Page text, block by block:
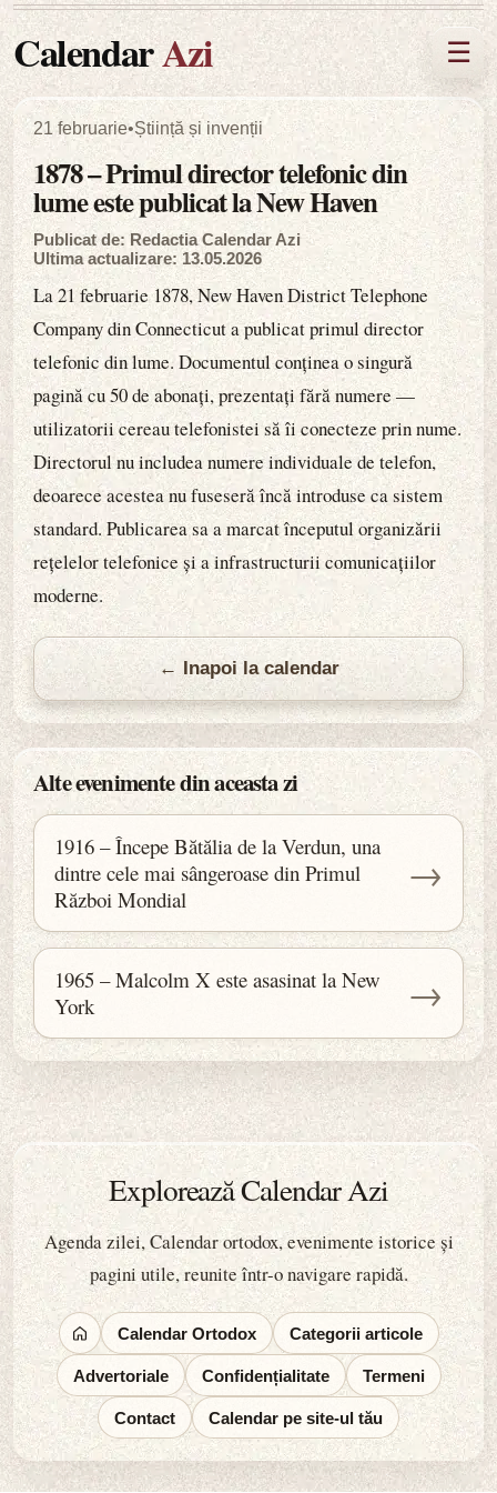
CalendarAzi ☰
21 februarie•Știință și invenții
1878 – Primul director telefonic din
lume este publicat la New Haven
Publicat de: Redactia Calendar Azi
Ultima actualizare: 13.05.2026
La 21 februarie 1878, New Haven District Telephone
Company din Connecticut a publicat primul director
telefonic din lume. Documentul conținea o singură
pagină cu 50 de abonați, prezentați fără numere —
utilizatorii cereau telefonistei să îi conecteze prin nume.
Directorul nu includea numere individuale de telefon,
deoarece acestea nu fuseseră încă introduse ca sistem
standard. Publicarea sa a marcat începutul organizării
rețelelor telefonice și a infrastructurii comunicațiilor
moderne.
← Inapoi la calendar
Alte evenimente din aceasta zi
1916 – Începe Bătălia de la Verdun, una
dintre cele mai sângeroase din Primul
Război Mondial
→
1965 – Malcolm X este asasinat la New
York
→
Explorează Calendar Azi
Agenda zilei, Calendar ortodox, evenimente istorice și
pagini utile, reunite într-o navigare rapidă.
Calendar Ortodox Categorii articole
Advertoriale Confidențialitate Termeni
Contact Calendar pe site-ul tău